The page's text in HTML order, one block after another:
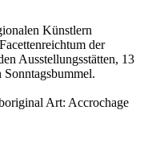
Künstlern
der
Ausstellungsstätten, 13
Art: Accrochage